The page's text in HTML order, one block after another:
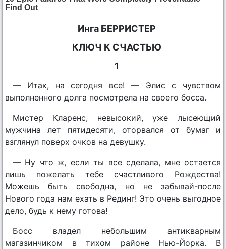
Инга БЕРРИСТЕР
КЛЮЧ К СЧАСТЬЮ
1
— Итак, на сегодня все! — Элис с чувством
выполненного долга посмотрела на своего босса.
Мистер Кларенс, невысокий, уже лысеющий
мужчина лет пятидесяти, оторвался от бумаг и
взглянул поверх очков на девушку.
— Ну что ж, если ты все сделала, мне остается
лишь пожелать тебе счастливого Рождества!
Можешь быть свободна, но не забывай-после
Нового года нам ехать в Рединг! Это очень выгодное
дело, будь к нему готова!
Босс владел небольшим антикварным
магазинчиком в тихом районе Нью-Йорка. В